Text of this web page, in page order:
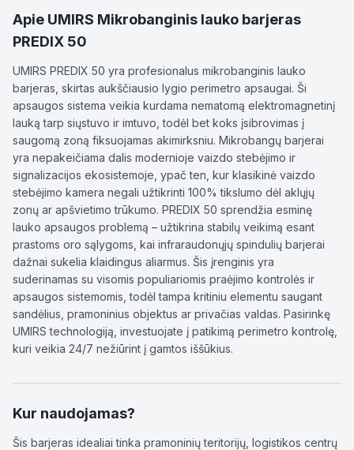
Apie UMIRS Mikrobanginis lauko barjeras
PREDIX 50
UMIRS PREDIX 50 yra profesionalus mikrobanginis lauko
barjeras, skirtas aukščiausio lygio perimetro apsaugai. Ši
apsaugos sistema veikia kurdama nematomą elektromagnetinį
lauką tarp siųstuvo ir imtuvo, todėl bet koks įsibrovimas į
saugomą zoną fiksuojamas akimirksniu. Mikrobangų barjerai
yra nepakeičiama dalis modernioje vaizdo stebėjimo ir
signalizacijos ekosistemoje, ypač ten, kur klasikinė vaizdo
stebėjimo kamera negali užtikrinti 100% tikslumo dėl aklųjų
zonų ar apšvietimo trūkumo. PREDIX 50 sprendžia esminę
lauko apsaugos problemą – užtikrina stabilų veikimą esant
prastoms oro sąlygoms, kai infraraudonųjų spindulių barjerai
dažnai sukelia klaidingus aliarmus. Šis įrenginis yra
suderinamas su visomis populiariomis praėjimo kontrolės ir
apsaugos sistemomis, todėl tampa kritiniu elementu saugant
sandėlius, pramoninius objektus ar privačias valdas. Pasirinkę
UMIRS technologiją, investuojate į patikimą perimetro kontrolę,
kuri veikia 24/7 nežiūrint į gamtos iššūkius.
Kur naudojamas?
Šis barjeras idealiai tinka pramoninių teritorijų, logistikos centrų